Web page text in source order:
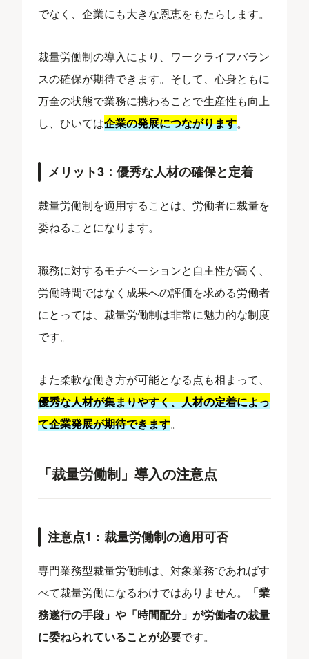
でなく、企業にも大きな恩恵をもたらします。
裁量労働制の導入により、ワークライフバラン
スの確保が期待できます。そして、心身ともに
万全の状態で業務に携わることで生産性も向上
し、ひいては企業の発展につながります。
メリット3：優秀な人材の確保と定着
裁量労働制を適用することは、労働者に裁量を
委ねることになります。
職務に対するモチベーションと自主性が高く、
労働時間ではなく成果への評価を求める労働者
にとっては、裁量労働制は非常に魅力的な制度
です。
また柔軟な働き方が可能となる点も相まって、
優秀な人材が集まりやすく、人材の定着によっ
て企業発展が期待できます。
「裁量労働制」導入の注意点
注意点1：裁量労働制の適用可否
専門業務型裁量労働制は、対象業務であればす
べて裁量労働になるわけではありません。
「業
務遂行の手段」や「時間配分」が労働者の裁量
に委ねられていることが必要です。